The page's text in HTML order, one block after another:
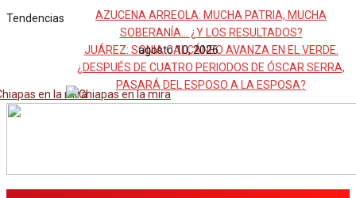
Tendencias
AZUCENA ARREOLA: MUCHA PATRIA, MUCHA
SOBERANÍA… ¿Y LOS RESULTADOS?
JUÁREZ: SONIA CALCÁNEO AVANZA EN EL VERDE.
¿DESPUÉS DE CUATRO PERIODOS DE ÓSCAR SERRA,
PASARÁ DEL ESPOSO A LA ESPOSA?
agosto 10, 2026